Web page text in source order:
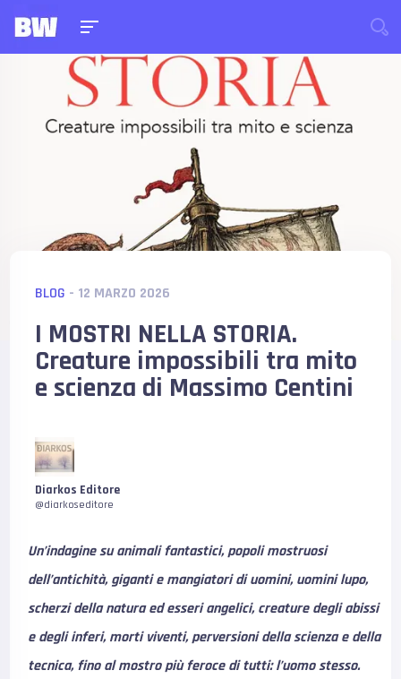
BLOG - 12 MARZO 2026
I MOSTRI NELLA STORIA.
Creature impossibili tra mito
e scienza di Massimo Centini
Diarkos Editore
@diarkoseditore
Un’indagine su animali fantastici, popoli mostruosi
dell’antichità, giganti e mangiatori di uomini, uomini lupo,
scherzi della natura ed esseri angelici, creature degli abissi
e degli inferi, morti viventi, perversioni della scienza e della
tecnica, fino al mostro più feroce di tutti: l’uomo stesso.